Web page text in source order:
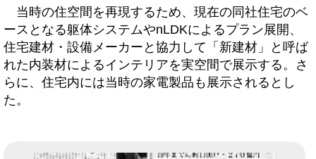
当時の住空間を再現するため、現在の同社住宅のベ
ースとなる躯体システムやnLDKによるプラン展開、
住宅建材・設備メーカーと協力して「新建材」と呼ば
れた内装材によるインテリアを実空間で展示する。さ
らに、住宅内には当時の家電製品も展示されるとし
た。